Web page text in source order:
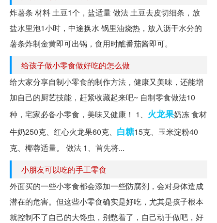
炸薯条 材料 土豆1个，盐适量 做法 土豆去皮切细条，放
盐水里泡1小时，中途换水 锅里油烧热，放入沥干水分的
薯条炸制金黄即可出锅，食用时醮番茄酱即可。
给孩子做小零食做好吃的怎么做
给大家分享自制小零食的制作方法，健康又美味，还能增
加自己的厨艺技能，赶紧收藏起来吧~ 自制零食做法10
种，宅家必备小零食，美味又健康！ 1、 火龙果奶冻 食材
牛奶250克、红心火龙果60克、 白糖15克、玉米淀粉40
克、椰蓉适量。 做法 1、首先将...
小朋友可以吃的手工零食
外面买的一些小零食都会添加一些防腐剂，会对身体造成
潜在的危害。但这些小零食确实是好吃，尤其是孩子根本
就控制不了自己的大馋虫，别憋着了，自己动手做吧，好